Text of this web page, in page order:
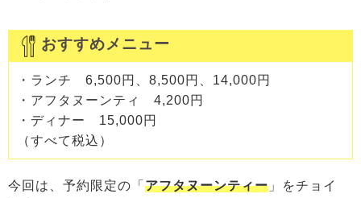
おすすめメニュー
・ランチ 6,500円、8,500円、14,000円
・アフタヌーンティ 4,200円
・ディナー 15,000円
（すべて税込）
今回は、予約限定の「 アフタヌーンティー 」をチョイ